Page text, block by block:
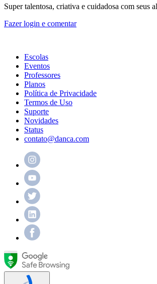
Super talentosa, criativa e cuidadosa com seus
Fazer login e comentar
Escolas
Eventos
Professores
Planos
Política de Privacidade
Termos de Uso
Suporte
Novidades
Status
contato@danca.com